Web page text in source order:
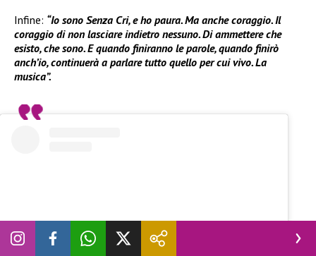
Infine: “Io sono Senza Cri, e ho paura. Ma anche coraggio. Il
coraggio di non lasciare indietro nessuno. Di ammettere che
esisto, che sono. E quando finiranno le parole, quando finirò
anch’io, continuerà a parlare tutto quello per cui vivo. La
musica”.